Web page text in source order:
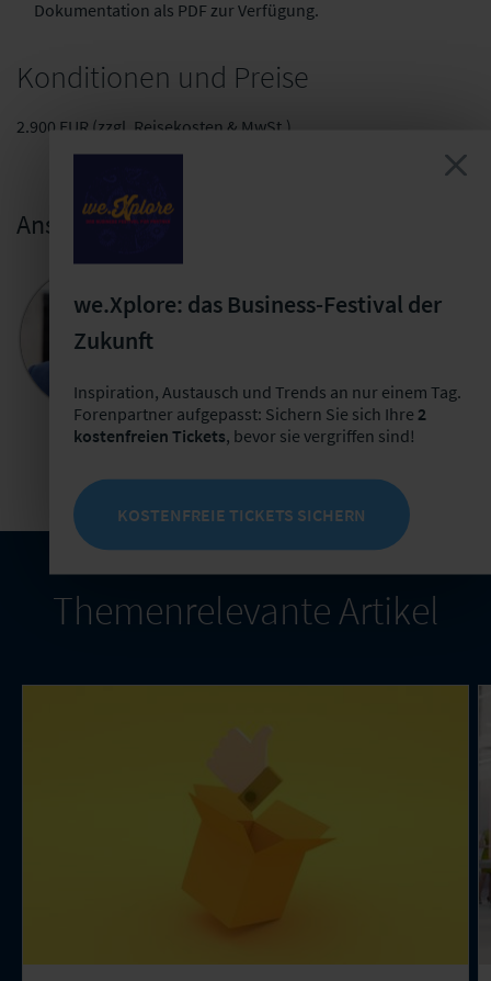
Dokumentation als PDF zur Verfügung.
Konditionen und Preise
2.900 EUR (zzgl. Reisekosten & MwSt.)
Ansprechpartner
Steffen Rohr
Head of Future Work und
E-Mail schreiben
Jetzt Termin buchen
Themenrelevante Artikel
we.Xplore: das Business-Festival der
Zukunft
Inspiration, Austausch und Trends an nur einem Tag.
Forenpartner aufgepasst: Sichern Sie sich Ihre 2
kostenfreien Tickets, bevor sie vergriffen sind!
KOSTENFREIE TICKETS SICHERN